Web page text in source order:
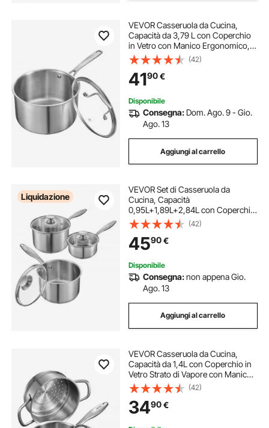
VEVOR Casseruola da Cucina,
Capacità da 3,79 L con Coperchio
in Vetro con Manico Ergonomico,
Pentola per Zuppa Latte Verdure in
Acciaio Inox, Casseruola da Cucina
(42)
4190€
Disponibile
Consegna: Dom. Ago. 9 - Gio.
Ago. 13
Aggiungi al carrello
Liquidazione
VEVOR Set di Casseruola da
Cucina, Capacità
0,95L+1,89L+2,84L con Coperchio
in Vetro con Manico Ergonomico,
Pentola per Zuppa Latte Verdure in
Acciaio Inox, Casseruola da Cucina
(42)
4590€
Disponibile
Consegna:non appena Gio.
Ago. 13
Aggiungi al carrello
VEVOR Casseruola da Cucina,
Capacità da 1,4L con Coperchio in
Vetro Strato di Vapore con Manico,
Pentole per Zuppa Verdure
Spaghetti in Acciaio Inox,
Casseruola da Cucina
(42)
3490€